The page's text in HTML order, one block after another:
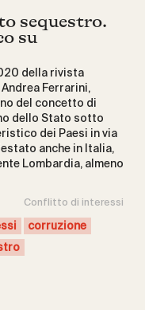
sequestro.
su
della rivista
Andrea Ferrarini,
del concetto di
dello Stato sotto
dei Paesi in via
anche in Italia,
Lombardia, almeno
Conflitto di interessi
corruzione